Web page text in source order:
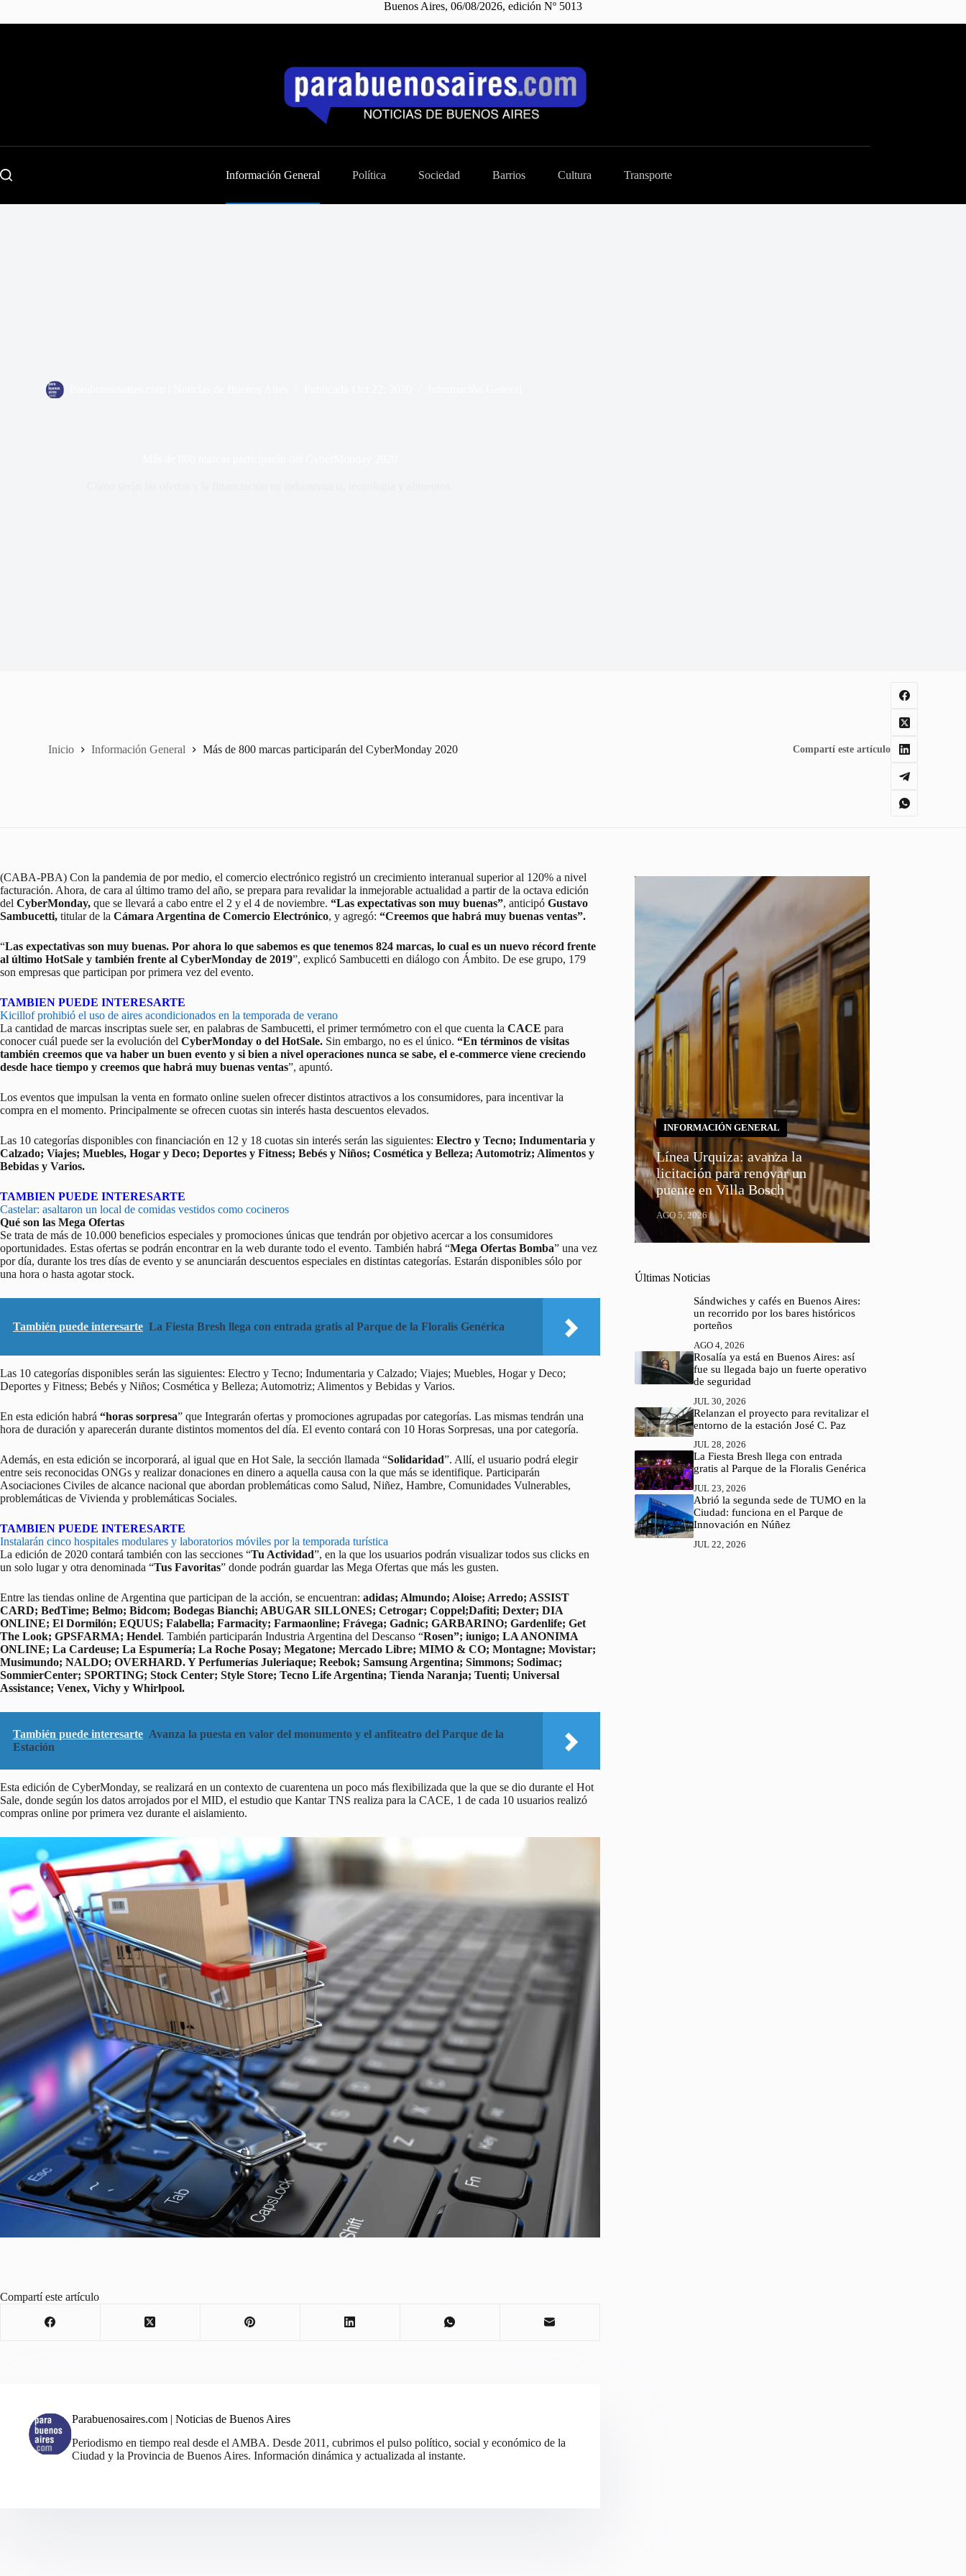
Buenos Aires, 06/08/2026, edición Nº 5013
Información General Política Sociedad Barrios Cultura Transporte
Inicio Información General Más de 800 marcas participarán del CyberMonday 2020 Compartí este artículo
(CABA-PBA) Con la pandemia de por medio, el comercio electrónico registró un crecimiento interanual superior al 120% a nivel
facturación. Ahora, de cara al último tramo del año, se prepara para revalidar la inmejorable actualidad a partir de la octava edición
del CyberMonday, que se llevará a cabo entre el 2 y el 4 de noviembre. “Las expectativas son muy buenas”, anticipó Gustavo
Sambucetti, titular de la Cámara Argentina de Comercio Electrónico, y agregó: “Creemos que habrá muy buenas ventas”.
“Las expectativas son muy buenas. Por ahora lo que sabemos es que tenemos 824 marcas, lo cual es un nuevo récord frente
al último HotSale y también frente al CyberMonday de 2019”, explicó Sambucetti en diálogo con Ámbito. De ese grupo, 179
son empresas que participan por primera vez del evento.
TAMBIEN PUEDE INTERESARTE
Kicillof prohibió el uso de aires acondicionados en la temporada de verano
La cantidad de marcas inscriptas suele ser, en palabras de Sambucetti, el primer termómetro con el que cuenta la CACE para
conocer cuál puede ser la evolución del CyberMonday o del HotSale. Sin embargo, no es el único. “En términos de visitas
también creemos que va haber un buen evento y si bien a nivel operaciones nunca se sabe, el e-commerce viene creciendo
desde hace tiempo y creemos que habrá muy buenas ventas”, apuntó.
Los eventos que impulsan la venta en formato online suelen ofrecer distintos atractivos a los consumidores, para incentivar la
compra en el momento. Principalmente se ofrecen cuotas sin interés hasta descuentos elevados.
Las 10 categorías disponibles con financiación en 12 y 18 cuotas sin interés serán las siguientes: Electro y Tecno; Indumentaria y
Calzado; Viajes; Muebles, Hogar y Deco; Deportes y Fitness; Bebés y Niños; Cosmética y Belleza; Automotriz; Alimentos y
Bebidas y Varios.
TAMBIEN PUEDE INTERESARTE
Castelar: asaltaron un local de comidas vestidos como cocineros
Qué son las Mega Ofertas
Se trata de más de 10.000 beneficios especiales y promociones únicas que tendrán por objetivo acercar a los consumidores
oportunidades. Estas ofertas se podrán encontrar en la web durante todo el evento. También habrá “Mega Ofertas Bomba” una vez
por día, durante los tres días de evento y se anunciarán descuentos especiales en distintas categorías. Estarán disponibles sólo por
una hora o hasta agotar stock.
También puede interesarte La Fiesta Bresh llega con entrada gratis al Parque de la Floralis Genérica
Las 10 categorías disponibles serán las siguientes: Electro y Tecno; Indumentaria y Calzado; Viajes; Muebles, Hogar y Deco;
Deportes y Fitness; Bebés y Niños; Cosmética y Belleza; Automotriz; Alimentos y Bebidas y Varios.
En esta edición habrá “horas sorpresa” que Integrarán ofertas y promociones agrupadas por categorías. Las mismas tendrán una
hora de duración y aparecerán durante distintos momentos del día. El evento contará con 10 Horas Sorpresas, una por categoría.
Además, en esta edición se incorporará, al igual que en Hot Sale, la sección llamada “Solidaridad”. Allí, el usuario podrá elegir
entre seis reconocidas ONGs y realizar donaciones en dinero a aquella causa con la que más se identifique. Participarán
Asociaciones Civiles de alcance nacional que abordan problemáticas como Salud, Niñez, Hambre, Comunidades Vulnerables,
problemáticas de Vivienda y problemáticas Sociales.
TAMBIEN PUEDE INTERESARTE
Instalarán cinco hospitales modulares y laboratorios móviles por la temporada turística
La edición de 2020 contará también con las secciones “Tu Actividad”, en la que los usuarios podrán visualizar todos sus clicks en
un solo lugar y otra denominada “Tus Favoritas” donde podrán guardar las Mega Ofertas que más les gusten.
Entre las tiendas online de Argentina que participan de la acción, se encuentran: adidas; Almundo; Aloise; Arredo; ASSIST
CARD; BedTime; Belmo; Bidcom; Bodegas Bianchi; ABUGAR SILLONES; Cetrogar; Coppel;Dafiti; Dexter; DIA
ONLINE; El Dormilón; EQUUS; Falabella; Farmacity; Farmaonline; Frávega; Gadnic; GARBARINO; Gardenlife; Get
The Look; GPSFARMA; Hendel. También participarán Industria Argentina del Descanso “Rosen”; iunigo; LA ANONIMA
ONLINE; La Cardeuse; La Espumería; La Roche Posay; Megatone; Mercado Libre; MIMO & CO; Montagne; Movistar;
Musimundo; NALDO; OVERHARD. Y Perfumerías Juleriaque; Reebok; Samsung Argentina; Simmons; Sodimac;
SommierCenter; SPORTING; Stock Center; Style Store; Tecno Life Argentina; Tienda Naranja; Tuenti; Universal
Assistance; Venex, Vichy y Whirlpool.
También puede interesarte Avanza la puesta en valor del monumento y el anfiteatro del Parque de la
Estación
Esta edición de CyberMonday, se realizará en un contexto de cuarentena un poco más flexibilizada que la que se dio durante el Hot
Sale, donde según los datos arrojados por el MID, el estudio que Kantar TNS realiza para la CACE, 1 de cada 10 usuarios realizó
compras online por primera vez durante el aislamiento.
Compartí este artículo
Parabuenosaires.com | Noticias de Buenos Aires
Periodismo en tiempo real desde el AMBA. Desde 2011, cubrimos el pulso político, social y económico de la
Ciudad y la Provincia de Buenos Aires. Información dinámica y actualizada al instante.
INFORMACIÓN GENERAL
Línea Urquiza: avanza la
licitación para renovar un
puente en Villa Bosch
AGO 5, 2026
Últimas Noticias
Sándwiches y cafés en Buenos Aires:
un recorrido por los bares históricos
porteños
AGO 4, 2026
Rosalía ya está en Buenos Aires: así
fue su llegada bajo un fuerte operativo
de seguridad
JUL 30, 2026
Relanzan el proyecto para revitalizar el
entorno de la estación José C. Paz
JUL 28, 2026
La Fiesta Bresh llega con entrada
gratis al Parque de la Floralis Genérica
JUL 23, 2026
Abrió la segunda sede de TUMO en la
Ciudad: funciona en el Parque de
Innovación en Núñez
JUL 22, 2026